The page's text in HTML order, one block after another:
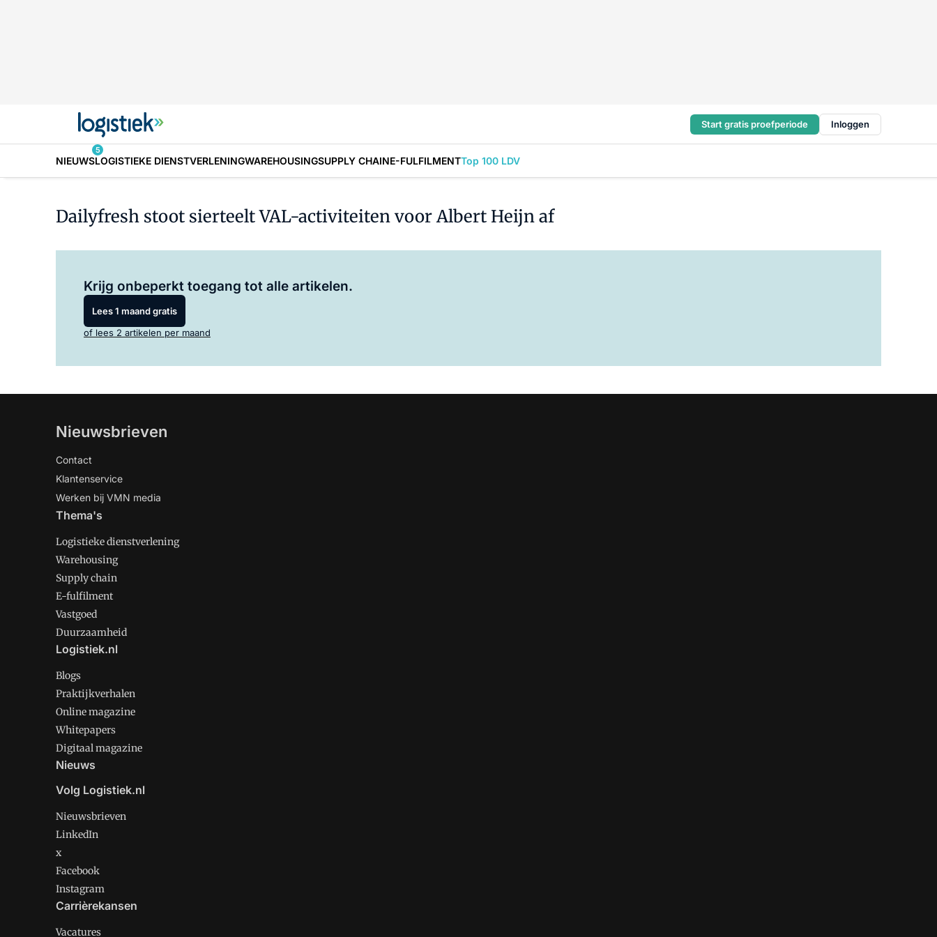
Start gratis proefperiode Inloggen
NIEUWS
5
LOGISTIEKE DIENSTVERLENINGWAREHOUSINGSUPPLY CHAINE-FULFILMENTTop 100 LDV
Dailyfresh stoot sierteelt VAL-activiteiten voor Albert Heijn af
Krijg onbeperkt toegang tot alle artikelen.
Lees 1 maand gratis
of lees 2 artikelen per maand
Nieuwsbrieven
Contact
Klantenservice
Werken bij VMN media
Thema's
Logistieke dienstverlening
Warehousing
Supply chain
E-fulfilment
Vastgoed
Duurzaamheid
Logistiek.nl
Blogs
Praktijkverhalen
Online magazine
Whitepapers
Digitaal magazine
Nieuws
Volg Logistiek.nl
Nieuwsbrieven
LinkedIn
x
Facebook
Instagram
Carrièrekansen
Vacatures